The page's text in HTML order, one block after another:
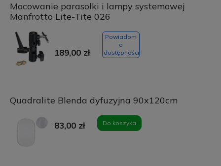
Mocowanie parasolki i lampy systemowej
Manfrotto Lite-Tite 026
189,00 zł
Powiadom
o
dostępności
Quadralite Blenda dyfuzyjna 90x120cm
83,00 zł Do koszyka